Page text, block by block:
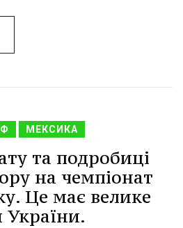
МЕКСИКА
та подробиці
на чемпіонат
Це має велике
України.